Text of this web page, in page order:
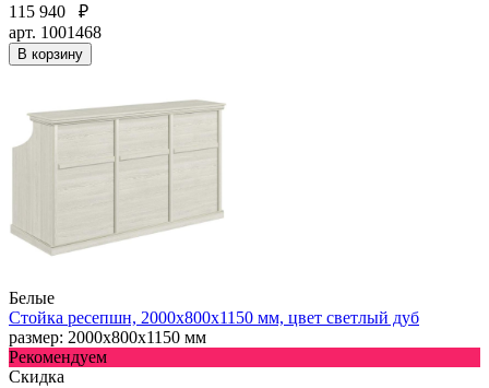
115 940
₽
арт. 1001468
В корзину
Белые
Стойка ресепшн, 2000x800x1150 мм, цвет светлый дуб
размер: 2000x800x1150 мм
Рекомендуем
Скидка